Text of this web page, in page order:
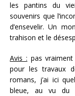
les pantins du
souvenirs que
d’ensevelir. Un
trahison et le
Avis : pas vraiment
pour les travaux
romans, j’ai ici
bleue, au vu du